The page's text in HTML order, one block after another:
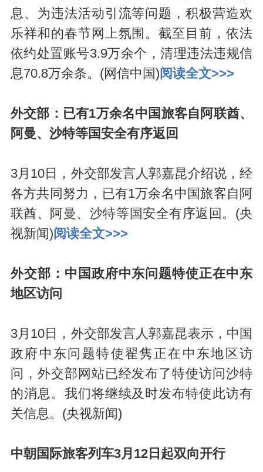
息、为违法活动引流等问题，积极营造欢
乐祥和的春节网上氛围。截至目前，依法
依约处置账号3.9万余个，清理违法违规信
息70.8万余条。(网信中国)阅读全文>>>
外交部：已有1万余名中国旅客自阿联酋、
阿曼、沙特等国安全有序返回
3月10日，外交部发言人郭嘉昆介绍说，经
各方共同努力，已有1万余名中国旅客自阿
联酋、阿曼、沙特等国安全有序返回。(央
视新闻)阅读全文>>>
外交部：中国政府中东问题特使正在中东
地区访问
3月10日，外交部发言人郭嘉昆表示，中国
政府中东问题特使翟隽正在中东地区访
问，外交部网站已经发布了特使访问沙特
的消息。我们将继续及时发布特使此访有
关信息。(央视新闻)
中朝国际旅客列车3月12日起双向开行